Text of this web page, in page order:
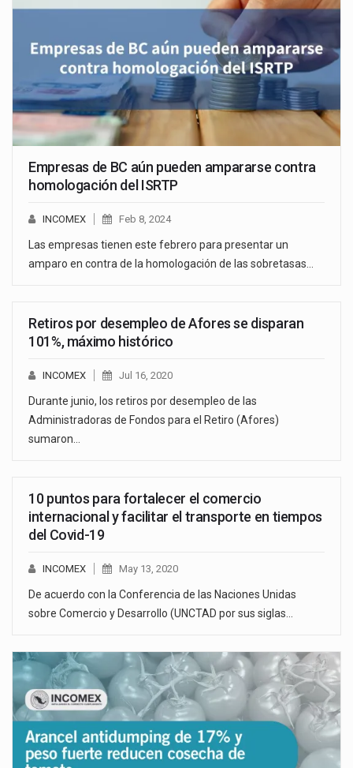
Empresas de BC aún pueden ampararse contra
homologación del ISRTP
INCOMEX Feb 8, 2024
Las empresas tienen este febrero para presentar un
amparo en contra de la homologación de las sobretasas…
Retiros por desempleo de Afores se disparan
101%, máximo histórico
INCOMEX Jul 16, 2020
Durante junio, los retiros por desempleo de las
Administradoras de Fondos para el Retiro (Afores)
sumaron…
10 puntos para fortalecer el comercio
internacional y facilitar el transporte en tiempos
del Covid-19
INCOMEX May 13, 2020
De acuerdo con la Conferencia de las Naciones Unidas
sobre Comercio y Desarrollo (UNCTAD por sus siglas…